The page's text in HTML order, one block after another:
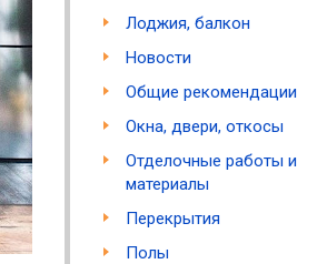
Лоджия, балкон
Новости
Общие рекомендации
Окна, двери, откосы
Отделочные работы и
материалы
Перекрытия
Полы